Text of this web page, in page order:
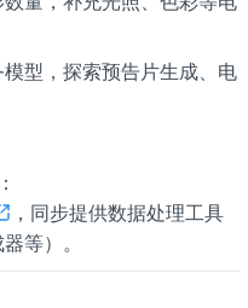
型，探索预告片生成、电
，同步提供数据处理工具
等）。